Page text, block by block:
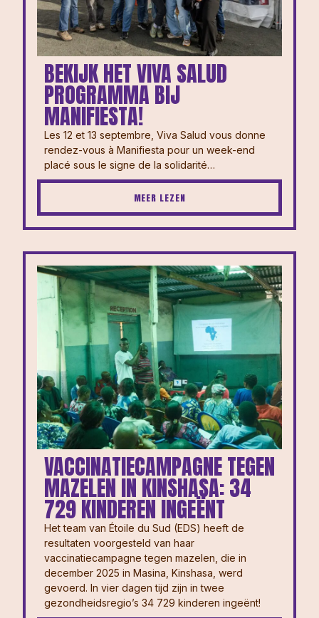
BEKIJK HET VIVA SALUD
PROGRAMMA BIJ
MANIFIESTA!
Les 12 et 13 septembre, Viva Salud vous donne
rendez-vous à Manifiesta pour un week-end
placé sous le signe de la solidarité…
MEER LEZEN
VACCINATIECAMPAGNE TEGEN
MAZELEN IN KINSHASA: 34
729 KINDEREN INGEËNT
Het team van Étoile du Sud (EDS) heeft de
resultaten voorgesteld van haar
vaccinatiecampagne tegen mazelen, die in
december 2025 in Masina, Kinshasa, werd
gevoerd. In vier dagen tijd zijn in twee
gezondheidsregio’s 34 729 kinderen ingeënt!